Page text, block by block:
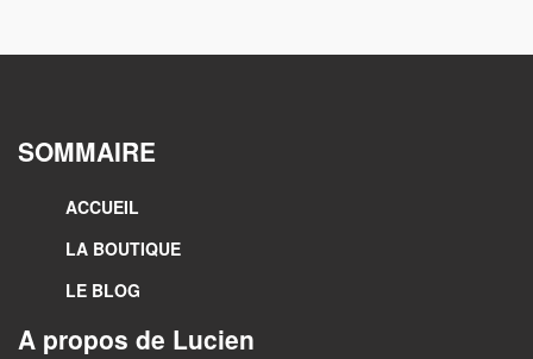
SOMMAIRE
ACCUEIL
LA BOUTIQUE
LE BLOG
A propos de Lucien